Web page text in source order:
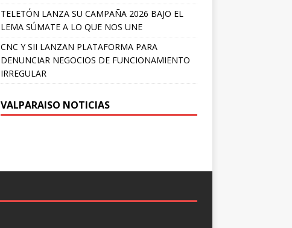
TELETÓN LANZA SU CAMPAÑA 2026 BAJO EL
LEMA SÚMATE A LO QUE NOS UNE
CNC Y SII LANZAN PLATAFORMA PARA
DENUNCIAR NEGOCIOS DE FUNCIONAMIENTO
IRREGULAR
VALPARAISO NOTICIAS